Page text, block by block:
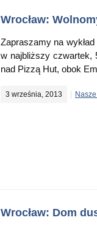
Wrocław:
Zapraszamy na
w najbliższy czwartek,
nad Pizzą Hut, obok
3 września, 2013
Wrocław: Dom